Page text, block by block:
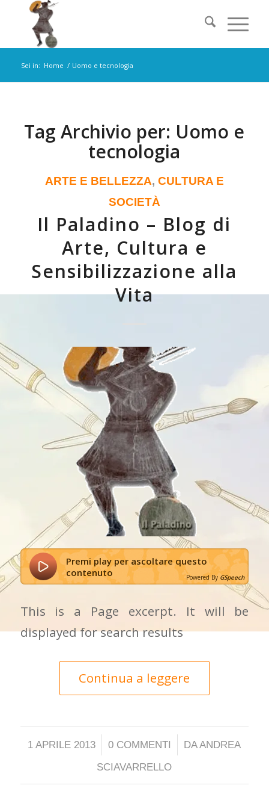
Sei in: Home / Uomo e tecnologia
Tag Archivio per: Uomo e
tecnologia
ARTE E BELLEZZA, CULTURA E
SOCIETÀ
Il Paladino – Blog di
Arte, Cultura e
Sensibilizzazione alla
Vita
Premi play per ascoltare questo
contenuto
Powered By GSpeech
This is a Page excerpt. It will be
displayed for search results
Continua a leggere
1 APRILE 2013
/ 0 COMMENTI
/ DAANDREA
SCIAVARRELLO